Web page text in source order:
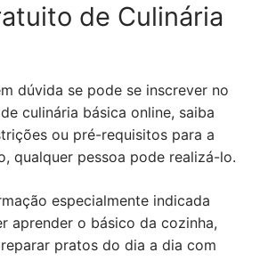
de Culinária
dúvida se pode se inscrever no
culinária básica online, saiba
ou pré-requisitos para a
qualquer pessoa pode realizá-lo.
especialmente indicada
aprender o básico da cozinha,
pratos do dia a dia com